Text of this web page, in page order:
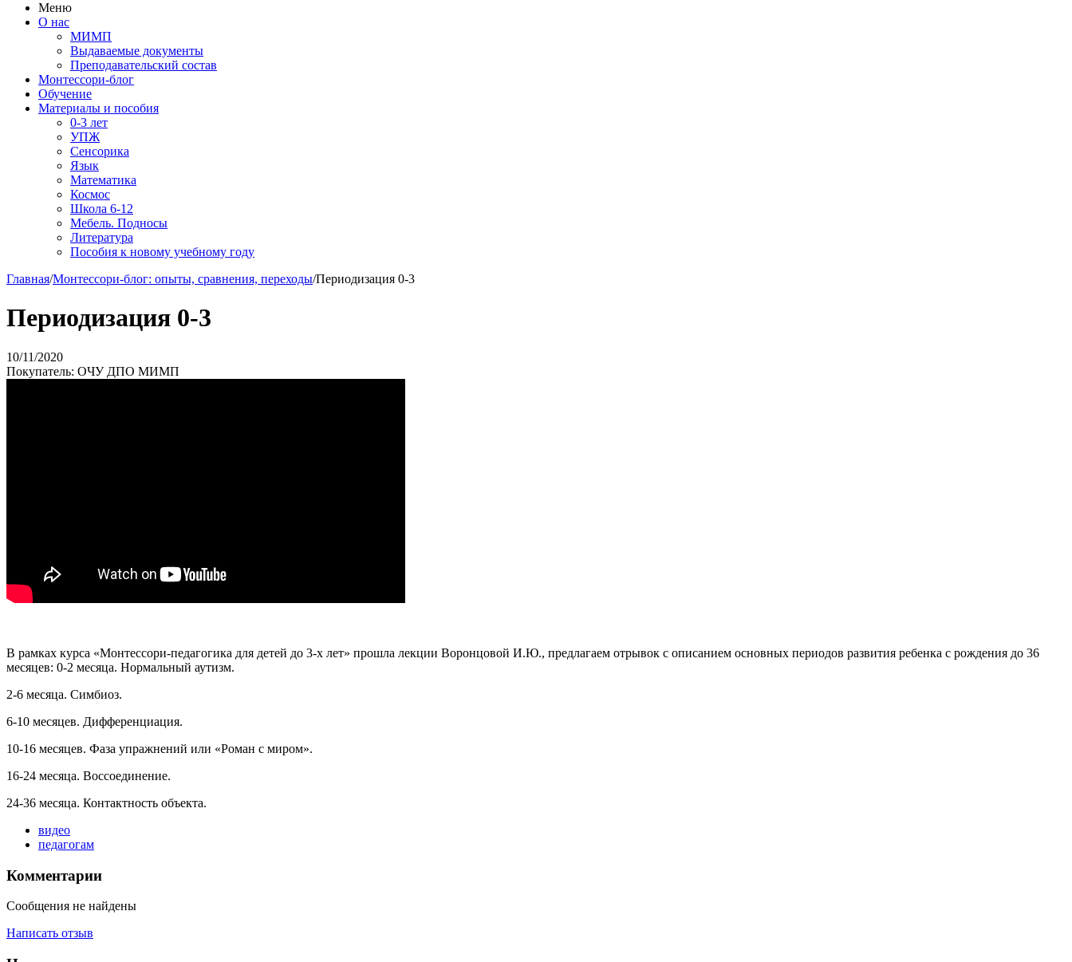
Меню
О нас
МИМП
Выдаваемые документы
Преподавательский состав
Монтессори-блог
Обучение
Материалы и пособия
0-3 лет
УПЖ
Сенсорика
Язык
Математика
Космос
Школа 6-12
Мебель. Подносы
Литература
Пособия к новому учебному году
Главная/Монтессори-блог: опыты, сравнения, переходы/Периодизация 0-3
Периодизация 0-3
10/11/2020
Покупатель: ОЧУ ДПО МИМП
В рамках курса «Монтессори-педагогика для детей до 3-х лет» прошла лекции Воронцовой И.Ю., предлагаем отрывок с описанием основных периодов развития ребенка с рождения до 36
месяцев: 0-2 месяца. Нормальный аутизм.
2-6 месяца. Симбиоз.
6-10 месяцев. Дифференциация.
10-16 месяцев. Фаза упражнений или «Роман с миром».
16-24 месяца. Воссоединение.
24-36 месяца. Контактность объекта.
видео
педагогам
Комментарии
Сообщения не найдены
Написать отзыв